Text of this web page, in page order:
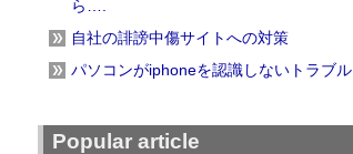
ら….
自社の誹謗中傷サイトへの対策
パソコンがiphoneを認識しないトラブル
Popular article